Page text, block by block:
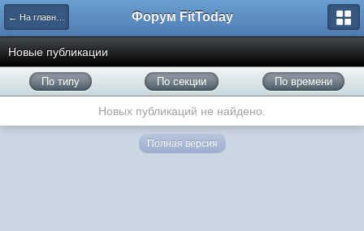
← На главную Форум FitToday
Новые публикации
По типу По секции По времени
Новых публикаций не найдено.
Полная версия